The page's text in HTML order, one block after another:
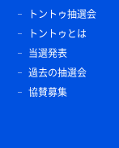
トントゥ抽選会
トントゥとは
当選発表
過去の抽選会
協賛募集